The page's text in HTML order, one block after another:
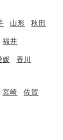
山形 秋田
福井
媛
香川
宮崎
佐賀